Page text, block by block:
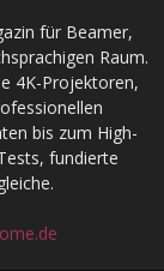
für Beamer,
Raum.
4K-Projektoren,
bis zum High-
fundierte